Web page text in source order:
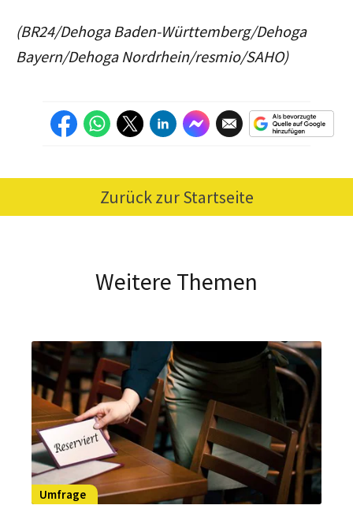
(BR24/Dehoga Baden-Württemberg/Dehoga
Bayern/Dehoga Nordrhein/resmio/SAHO)
Zurück zur Startseite
Weitere Themen
Umfrage